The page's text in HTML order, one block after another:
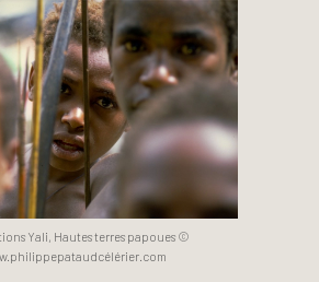
Yali, Hautes terres papoues ©